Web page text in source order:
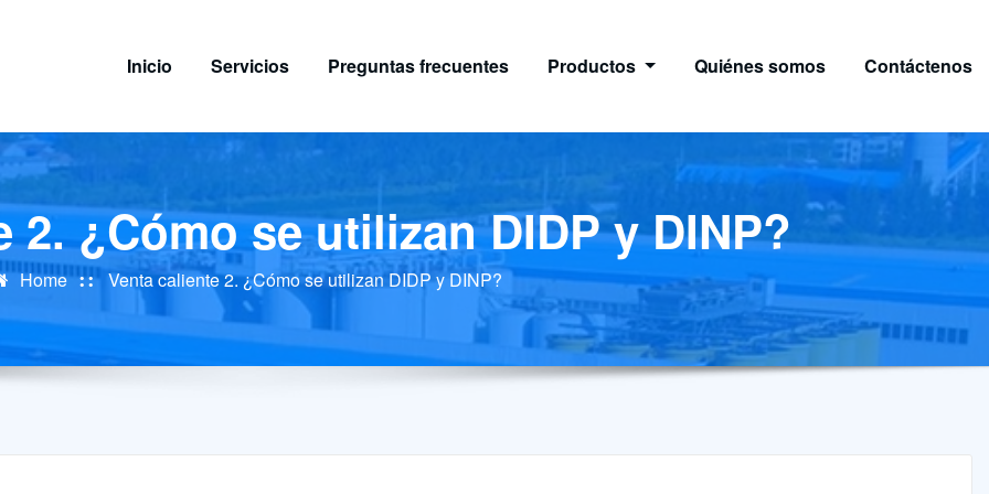
Inicio Servicios Preguntas frecuentes Productos Quiénes somos Contáctenos
2. ¿Cómo se utilizan DIDP y DINP?
Home Venta caliente 2. ¿Cómo se utilizan DIDP y DINP?